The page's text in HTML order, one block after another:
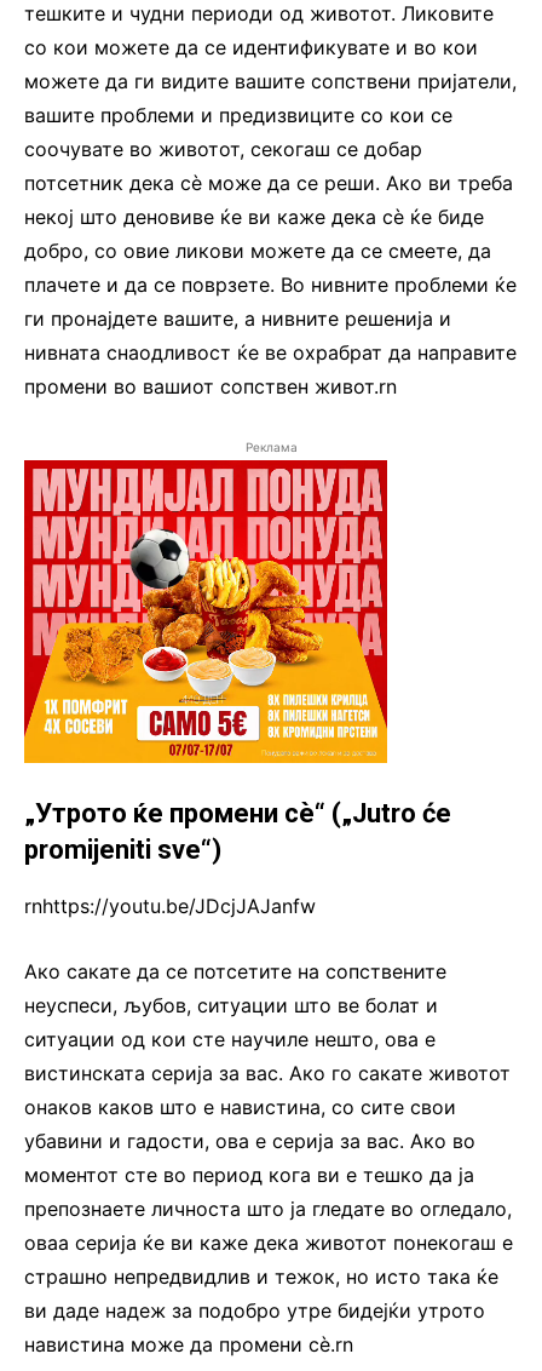
тешките и чудни периоди од животот. Ликовите
со кои можете да се идентификувате и во кои
можете да ги видите вашите сопствени пријатели,
вашите проблеми и предизвиците со кои се
соочувате во животот, секогаш се добар
потсетник дека сè може да се реши. Ако ви треба
некој што деновиве ќе ви каже дека сè ќе биде
добро, со овие ликови можете да се смеете, да
плачете и да се поврзете. Во нивните проблеми ќе
ги пронајдете вашите, а нивните решенија и
нивната снаодливост ќе ве охрабрат да направите
промени во вашиот сопствен живот.rn
Реклама
„Утрото ќе промени сè“ („Jutro će
promijeniti sve“)
rnhttps://youtu.be/JDcjJAJanfw
Ако сакате да се потсетите на сопствените
неуспеси, љубов, ситуации што ве болат и
ситуации од кои сте научиле нешто, ова е
вистинската серија за вас. Ако го сакате животот
онаков каков што е навистина, со сите свои
убавини и гадости, ова е серија за вас. Ако во
моментот сте во период кога ви е тешко да ја
препознаете личноста што ја гледате во огледало,
оваа серија ќе ви каже дека животот понекогаш е
страшно непредвидлив и тежок, но исто така ќе
ви даде надеж за подобро утре бидејќи утрото
навистина може да промени сè.rn